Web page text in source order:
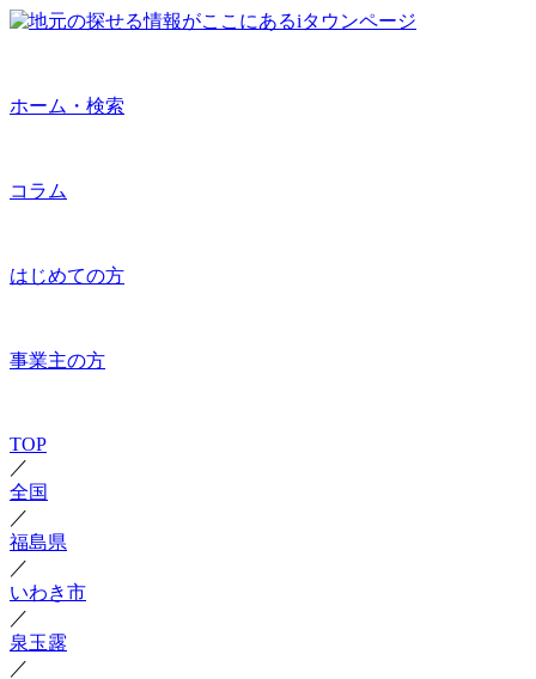
ホーム・検索
コラム
はじめての方
事業主の方
TOP
／
全国
／
福島県
／
いわき市
／
泉玉露
／